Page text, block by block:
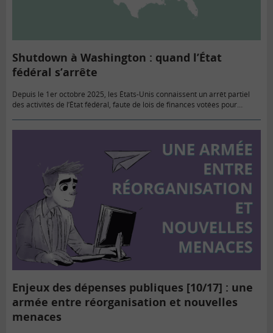
Shutdown à Washington : quand l’État
fédéral s’arrête
Depuis le 1er octobre 2025, les États‑Unis connaissent un arrêt partiel
des activités de l’État fédéral, faute de lois de finances votées pour
Enjeux des dépenses publiques [10/17] : une
armée entre réorganisation et nouvelles
menaces